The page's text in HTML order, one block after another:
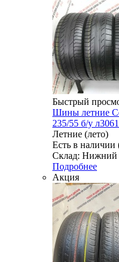
Быстрый
Шины летние
235/55 б/у
Летние (лето)
Есть в наличии
Склад: Нижний
Подробнее
Акция